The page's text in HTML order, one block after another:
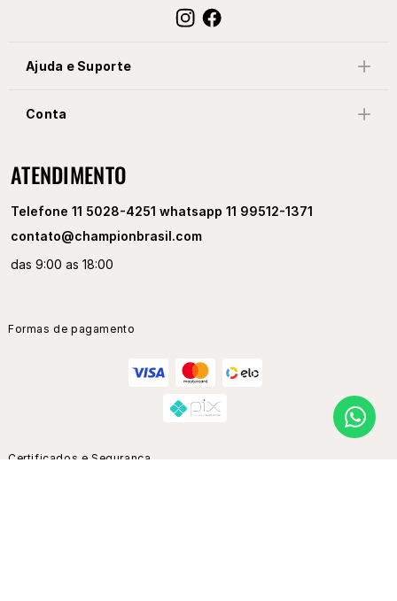
Ajuda e Suporte
Conta
ATENDIMENTO
Telefone 11 5028-4251 whatsapp 11 99512-1371
contato@championbrasil.com
das 9:00 as 18:00
Formas de pagamento
Certificados e Segurança